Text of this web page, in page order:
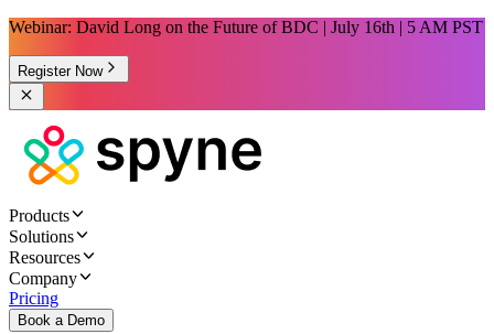
Webinar: David Long on the Future of BDC | July 16th | 5 AM PST
Register Now
Products
Solutions
Resources
Company
Pricing
Book a Demo